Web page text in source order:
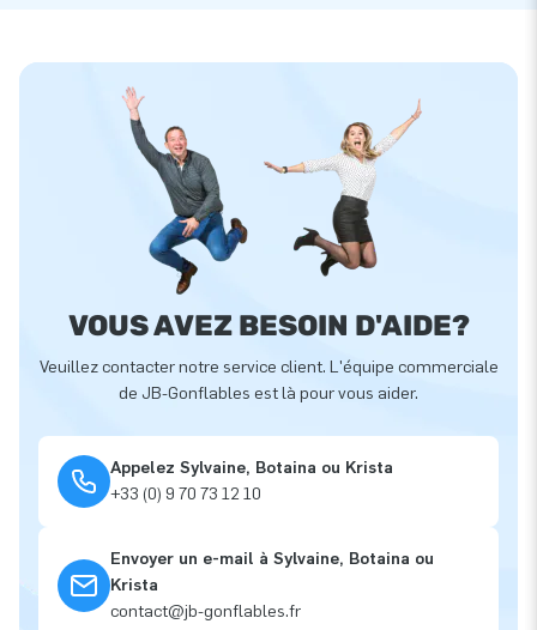
VOUS AVEZ BESOIN D'AIDE?
Veuillez contacter notre service client. L'équipe commerciale
de JB-Gonflables est là pour vous aider.
Appelez Sylvaine, Botaina ou Krista
+33 (0) 9 70 73 12 10
Envoyer un e-mail à Sylvaine, Botaina ou
Krista
contact@jb-gonflables.fr